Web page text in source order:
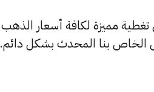
الخاص بنا المحدث بشكل دائم.